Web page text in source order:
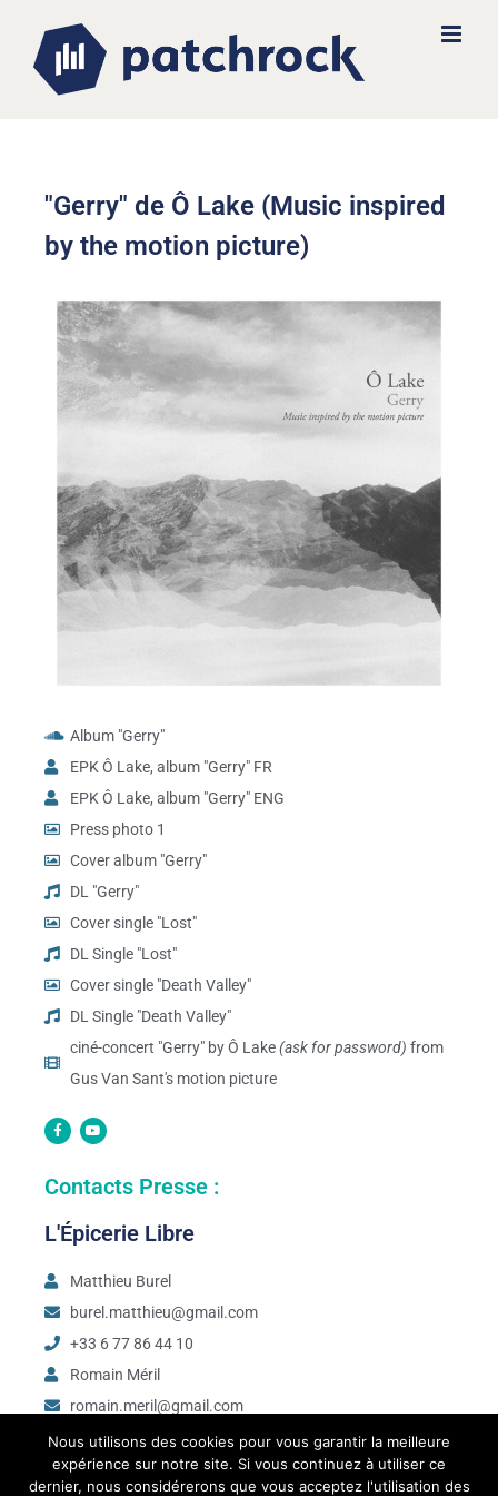
"Gerry" de Ô Lake (Music inspired
by the motion picture)
Album "Gerry"
EPK Ô Lake, album "Gerry" FR
EPK Ô Lake, album "Gerry" ENG
Press photo 1
Cover album "Gerry"
DL "Gerry"
Cover single "Lost"
DL Single "Lost"
Cover single "Death Valley"
DL Single "Death Valley"
ciné-concert "Gerry" by Ô Lake(ask for password) from
Gus Van Sant's motion picture
Contacts Presse :
L'Épicerie Libre
Matthieu Burel
burel.matthieu@gmail.com
+33 6 77 86 44 10
Romain Méril
romain.meril@gmail.com
+33 6 28 04 32 80
Nous utilisons des cookies pour vous garantir la meilleure
expérience sur notre site. Si vous continuez à utiliser ce
dernier, nous considérerons que vous acceptez l'utilisation des